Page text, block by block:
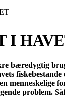
I
bæredygtig
menneskelige
problem.